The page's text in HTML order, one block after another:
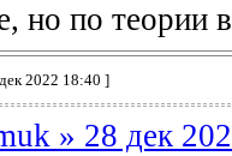
но по теории
2022 18:40 ]
» 28 дек